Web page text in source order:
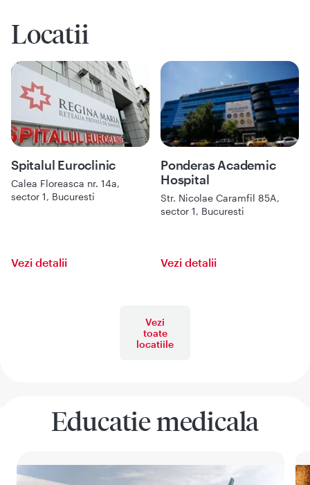
Locatii
Spitalul Euroclinic
Calea Floreasca nr. 14a,
sector 1, Bucuresti
Vezi detalii
Ponderas Academic
Hospital
Str. Nicolae Caramfil 85A,
sector 1, Bucuresti
Vezi detalii
Vezi
toate
locatiile
Educatie medicala